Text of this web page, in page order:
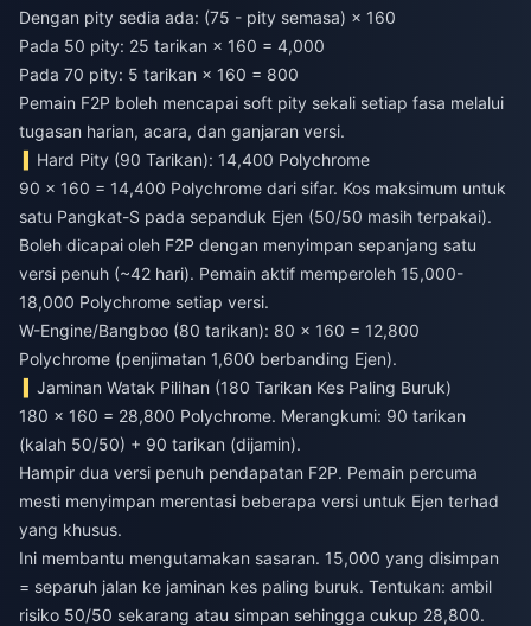
Dengan pity sedia ada: (75 - pity semasa) × 160
Pada 50 pity: 25 tarikan × 160 = 4,000
Pada 70 pity: 5 tarikan × 160 = 800
Pemain F2P boleh mencapai soft pity sekali setiap fasa melalui
tugasan harian, acara, dan ganjaran versi.
Hard Pity (90 Tarikan): 14,400 Polychrome
90 × 160 = 14,400 Polychrome dari sifar. Kos maksimum untuk
satu Pangkat-S pada sepanduk Ejen (50/50 masih terpakai).
Boleh dicapai oleh F2P dengan menyimpan sepanjang satu
versi penuh (~42 hari). Pemain aktif memperoleh 15,000-
18,000 Polychrome setiap versi.
W-Engine/Bangboo (80 tarikan): 80 × 160 = 12,800
Polychrome (penjimatan 1,600 berbanding Ejen).
Jaminan Watak Pilihan (180 Tarikan Kes Paling Buruk)
180 × 160 = 28,800 Polychrome. Merangkumi: 90 tarikan
(kalah 50/50) + 90 tarikan (dijamin).
Hampir dua versi penuh pendapatan F2P. Pemain percuma
mesti menyimpan merentasi beberapa versi untuk Ejen terhad
yang khusus.
Ini membantu mengutamakan sasaran. 15,000 yang disimpan
= separuh jalan ke jaminan kes paling buruk. Tentukan: ambil
risiko 50/50 sekarang atau simpan sehingga cukup 28,800.